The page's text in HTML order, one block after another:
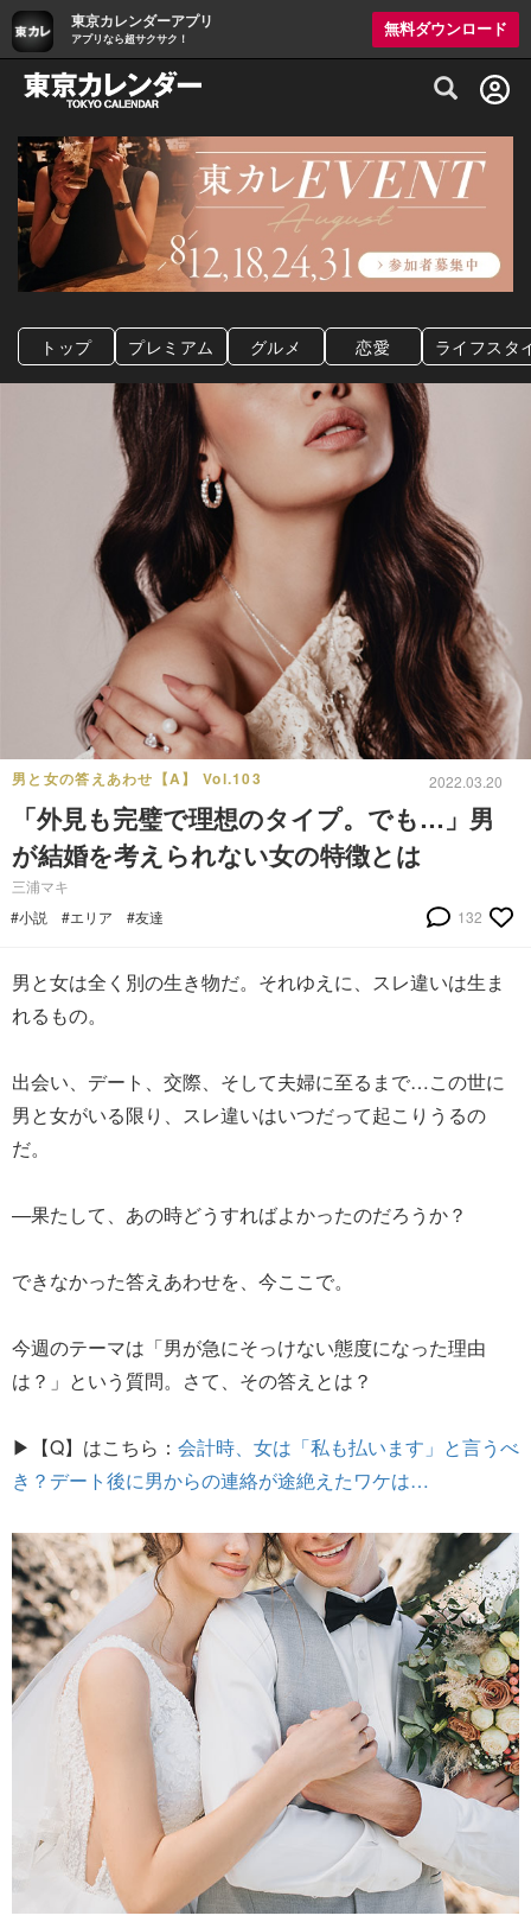
東京カレンダーアプリ
アプリなら超サクサク！
無料ダウンロード
グルメ情報・プレミアムレストラン予約
トップ プレミアム グルメ 恋愛 ライフスタ
男と女の答えあわせ【A】 Vol.103 2022.03.20
「外見も完璧で理想のタイプ。でも…」男
が結婚を考えられない女の特徴とは
三浦マキ
#小説
#エリア #友達 132
男と女は全く別の生き物だ。それゆえに、スレ違いは生ま
れるもの。
出会い、デート、交際、そして夫婦に至るまで…この世に
男と女がいる限り、スレ違いはいつだって起こりうるの
だ。
—果たして、あの時どうすればよかったのだろうか？
できなかった答えあわせを、今ここで。
今週のテーマは「男が急にそっけない態度になった理由
は？」という質問。さて、その答えとは？
▶【Q】はこちら： 会計時、女は「私も払います」と言うべ
き？デート後に男からの連絡が途絶えたワケは…